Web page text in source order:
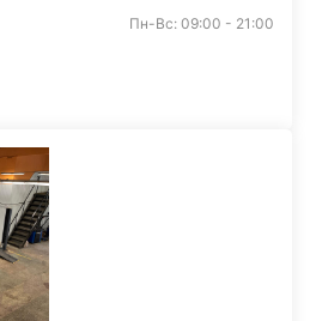
Пн-Вс: 09:00 - 21:00